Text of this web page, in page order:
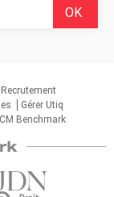
Recrutement
Gérer Utiq
Benchmark